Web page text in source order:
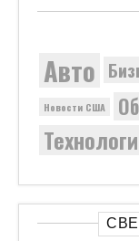
Авто
Новости США